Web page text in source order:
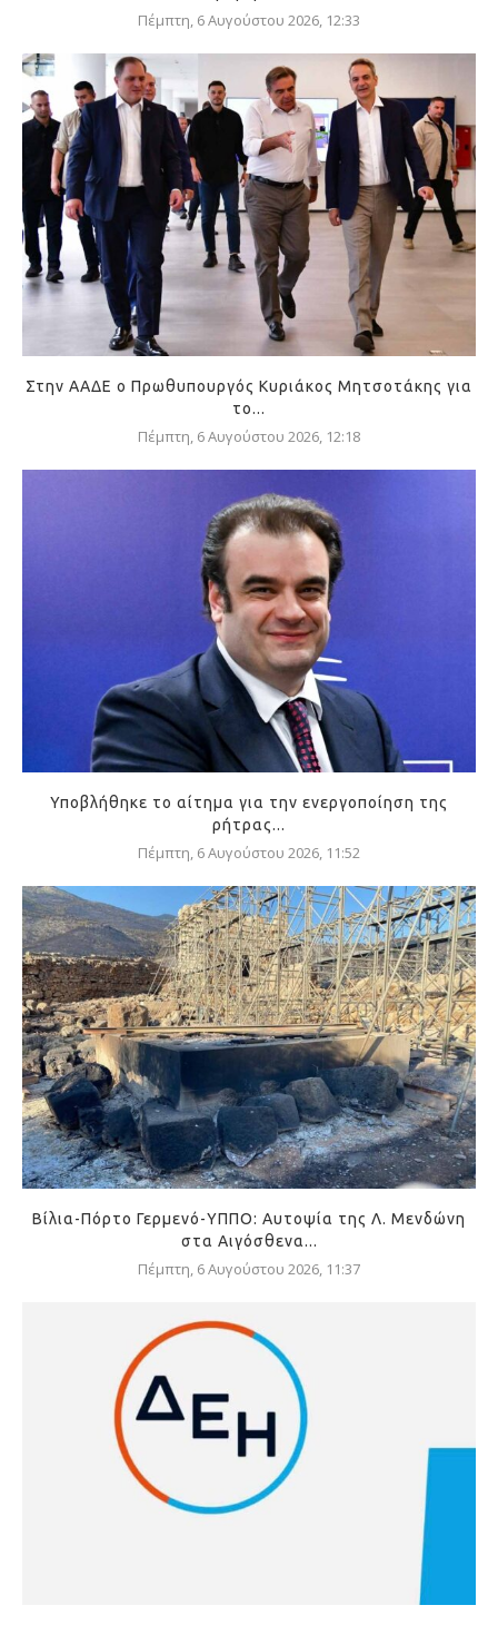
Πέμπτη, 6 Αυγούστου 2026, 12:33
Στην ΑΑΔΕ ο Πρωθυπουργός Κυριάκος Μητσοτάκης για
το...
Πέμπτη, 6 Αυγούστου 2026, 12:18
Υποβλήθηκε το αίτημα για την ενεργοποίηση της
ρήτρας...
Πέμπτη, 6 Αυγούστου 2026, 11:52
Βίλια-Πόρτο Γερμενό-ΥΠΠΟ: Αυτοψία της Λ. Μενδώνη
στα Αιγόσθενα...
Πέμπτη, 6 Αυγούστου 2026, 11:37